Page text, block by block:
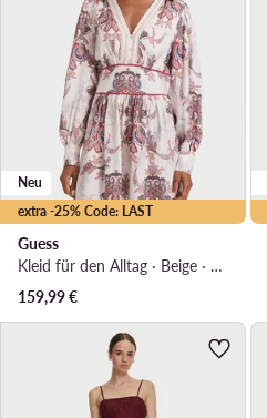
extra -25% Code: LAST
Neu
Guess
Kleid für den Alltag · Beige · Mini
159,99€